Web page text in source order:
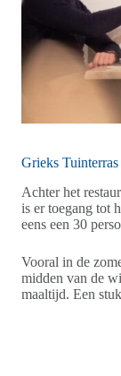
Grieks Tuinterras
Achter het
is er toegang tot
eens een 30
Vooral in de
midden van de
maaltijd. Een